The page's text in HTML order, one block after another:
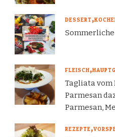
DESSERT
FLEISCH
Tagliata vom
Parmesan
Parmesan,
REZEPTE